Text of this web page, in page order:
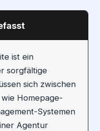
ist ein
sorgfältige
sich zwischen
Homepage-
Systemen
Agentur